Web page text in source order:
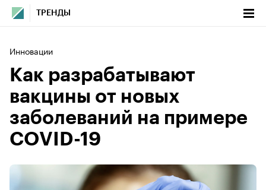
ТРЕНДЫ
Инновации
Как разрабатывают
вакцины от новых
заболеваний на примере
COVID-19